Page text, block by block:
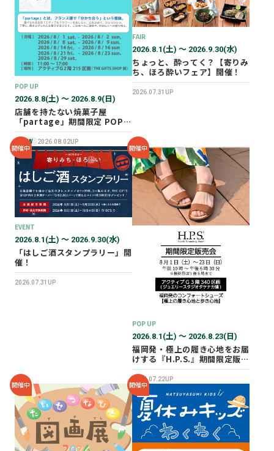
2025年11月
2025年10月
POP UP
2026.8.8(土) 〜 2026.8.9(日)
店舗を持たない焼菓子屋
「partage」期間限定 POP
UP SHOP オープン！
NEW 2026.08.02UP
FAIR
2026.8.1(土) 〜 2026.9.30(水)
ちょっと、酔ってく？【寄りみ
ち、ほろ酔いフェア】開催！
2026.07.31UP
開催中
EVENT
2026.8.1(土) 〜 2026.9.30(水)
「はしご酒スタンプラリー」開
催！
2026.07.31UP
開催中
POP UP
2026.8.1(土) 〜 2026.8.23(日)
福岡発・極上の履き心地をお届
けする『H.P.S.』期間限定販売
会を開催✨
2026.07.22UP
開催中 開催中